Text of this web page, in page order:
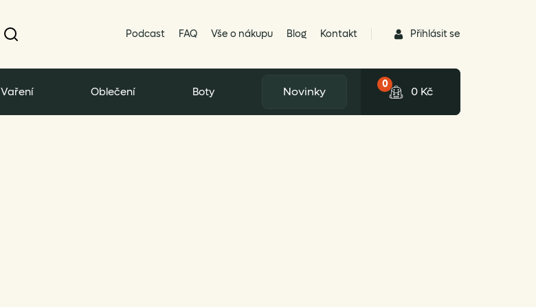
Podcast FAQ Vše o nákupu Blog Kontakt Přihlásit se
Vaření Oblečení Boty Novinky
0
0 Kč